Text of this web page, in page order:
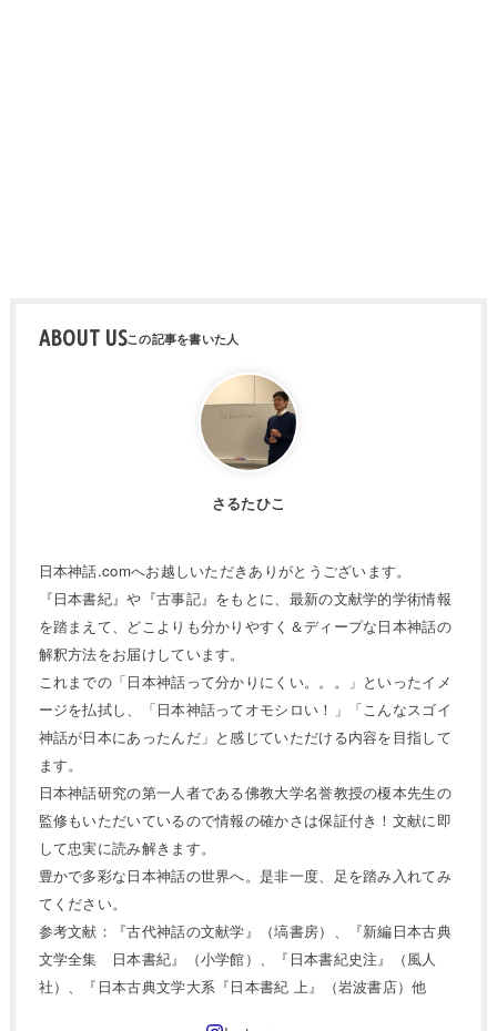
ABOUT US
さるたひこ
日本神話.comへお越しいただきありがとうございます。
『日本書紀』や『古事記』をもとに、最新の文献学的学術情報
を踏まえて、どこよりも分かりやすく＆ディープな日本神話の
解釈方法をお届けしています。
これまでの「日本神話って分かりにくい。。。」といったイメ
ージを払拭し、「日本神話ってオモシロい！」「こんなスゴイ
神話が日本にあったんだ」と感じていただける内容を目指して
ます。
日本神話研究の第一人者である佛教大学名誉教授の榎本先生の
監修もいただいているので情報の確かさは保証付き！文献に即
して忠実に読み解きます。
豊かで多彩な日本神話の世界へ。是非一度、足を踏み入れてみ
てください。
参考文献：『古代神話の文献学』（塙書房）、『新編日本古典
文学全集 日本書紀』（小学館）、『日本書紀史注』（風人
社）、『日本古典文学大系『日本書紀 上』（岩波書店）他